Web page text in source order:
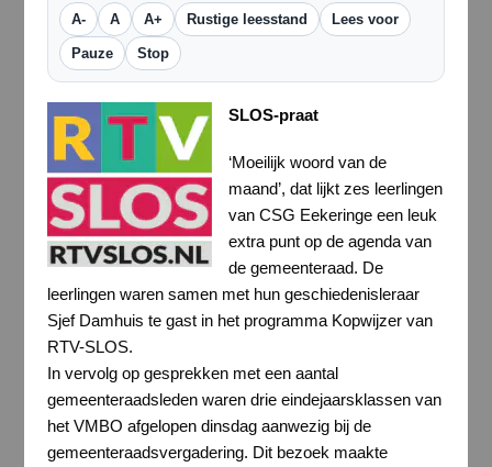
A- A A+ Rustige leesstand Lees voor
Pauze Stop
SLOS-praat
‘Moeilijk woord van de
maand’, dat lijkt zes leerlingen
van CSG Eekeringe een leuk
extra punt op de agenda van
de gemeenteraad. De
leerlingen waren samen met hun geschiedenisleraar
Sjef Damhuis te gast in het programma Kopwijzer van
RTV-SLOS.
In vervolg op gesprekken met een aantal
gemeenteraadsleden waren drie eindejaarsklassen van
het VMBO afgelopen dinsdag aanwezig bij de
gemeenteraadsvergadering. Dit bezoek maakte